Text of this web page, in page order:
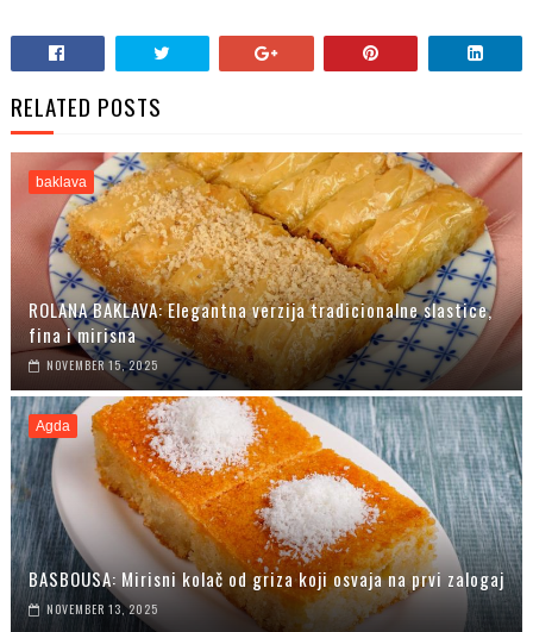
RELATED POSTS
baklava
ROLANA BAKLAVA: Elegantna verzija tradicionalne slastice,
fina i mirisna
NOVEMBER 15, 2025
Agda
BASBOUSA: Mirisni kolač od griza koji osvaja na prvi zalogaj
NOVEMBER 13, 2025